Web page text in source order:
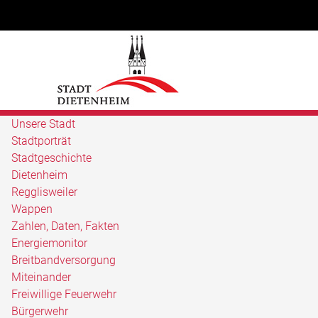
Unsere Stadt
Stadtporträt
Stadtgeschichte
Dietenheim
Regglisweiler
Wappen
Zahlen, Daten, Fakten
Energiemonitor
Breitbandversorgung
Miteinander
Freiwillige Feuerwehr
Bürgerwehr